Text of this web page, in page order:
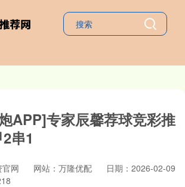
APP]专家辰馨荐球竞彩推
串1
网 网站：万隆优配
日期：2026-02-09